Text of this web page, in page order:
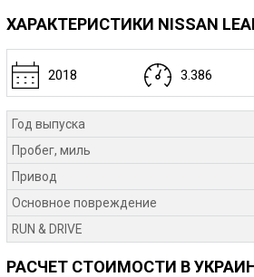
ХАРАКТЕРИСТИКИ NISSAN
2018 3.386
Год выпуска
Пробег, миль
Привод
Основное повреждение
RUN & DRIVE
РАСЧЕТ СТОИМОСТИ В